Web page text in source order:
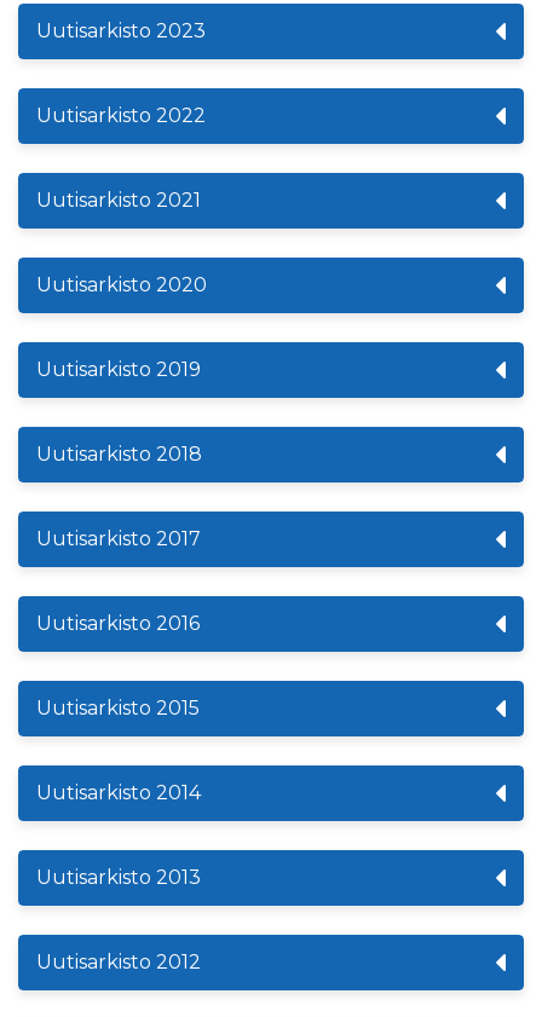
Uutisarkisto 2023
Uutisarkisto 2022
Uutisarkisto 2021
Uutisarkisto 2020
Uutisarkisto 2019
Uutisarkisto 2018
Uutisarkisto 2017
Uutisarkisto 2016
Uutisarkisto 2015
Uutisarkisto 2014
Uutisarkisto 2013
Uutisarkisto 2012